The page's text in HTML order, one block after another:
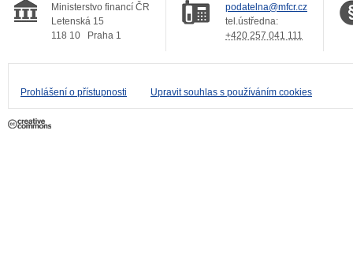
Ministerstvo financí ČR
Letenská 15
118 10
Praha 1
podatelna@mfcr.cz
tel.ústředna:
+420 257 041 111
Prohlášení o přístupnosti Upravit souhlas s používáním cookies